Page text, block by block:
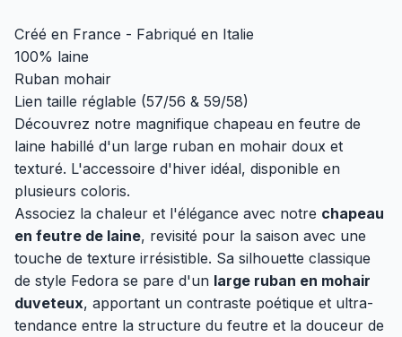
Créé en France - Fabriqué en Italie
100% laine
Ruban mohair
Lien taille réglable (57/56 & 59/58)
Découvrez notre magnifique chapeau en feutre de
laine habillé d'un large ruban en mohair doux et
texturé. L'accessoire d'hiver idéal, disponible en
plusieurs coloris.
Associez la chaleur et l'élégance avec notre chapeau
en feutre de laine, revisité pour la saison avec une
touche de texture irrésistible. Sa silhouette classique
de style Fedora se pare d'un large ruban en mohair
duveteux, apportant un contraste poétique et ultra-
tendance entre la structure du feutre et la douceur de